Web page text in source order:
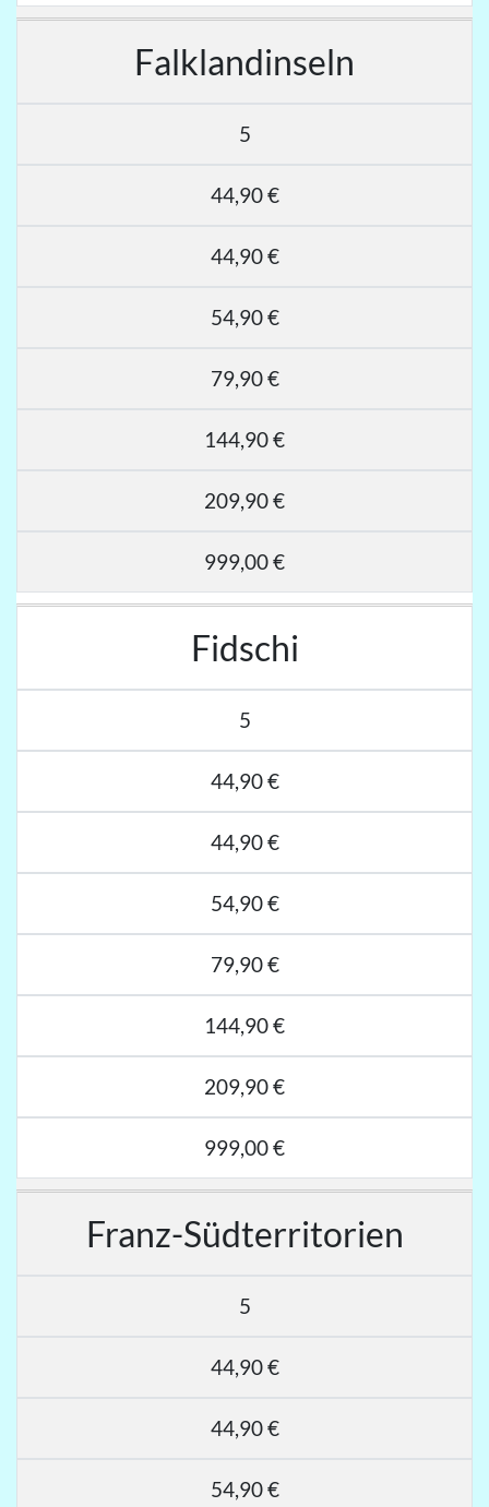
Falklandinseln
5
44,90 €
44,90 €
54,90 €
79,90 €
144,90 €
209,90 €
999,00 €
Fidschi
5
44,90 €
44,90 €
54,90 €
79,90 €
144,90 €
209,90 €
999,00 €
Franz-Südterritorien
5
44,90 €
44,90 €
54,90 €